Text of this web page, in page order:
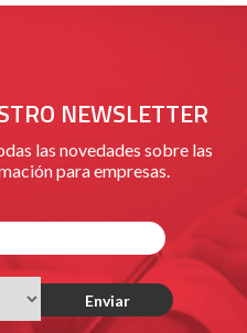
NEWSLETTER
las novedades sobre las
para empresas.